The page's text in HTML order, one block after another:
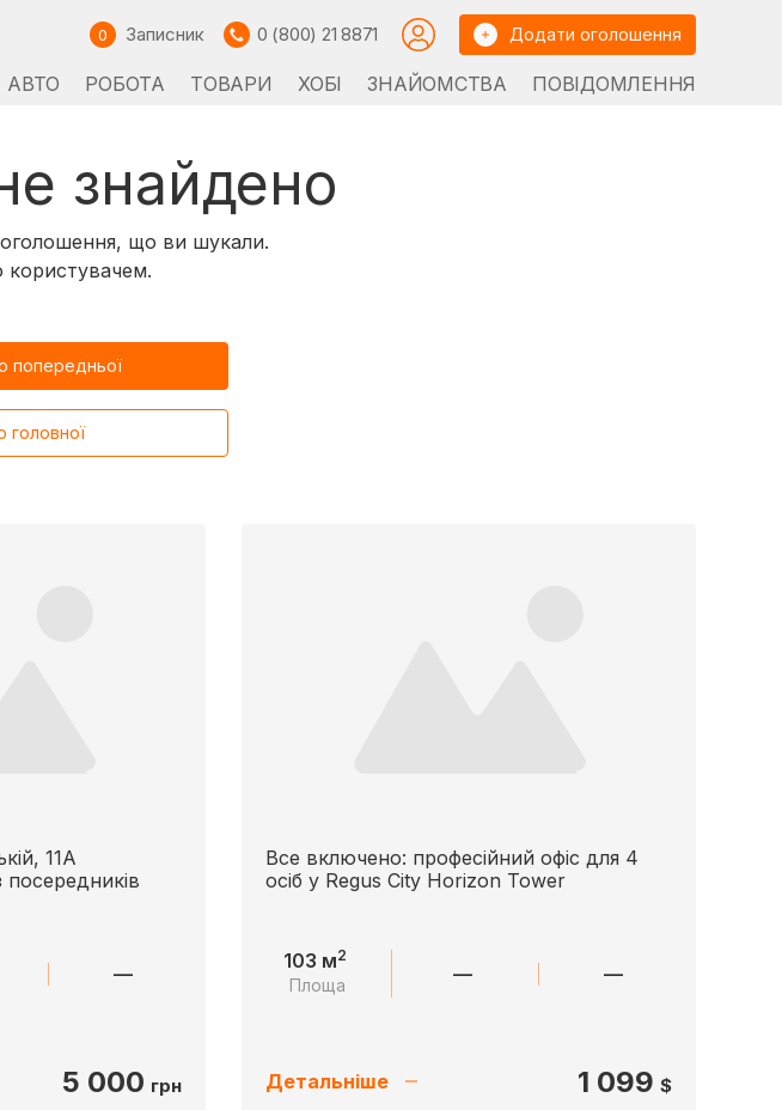
0 Записник 0 (800) 21 8871 Додати оголошення
АВТО РОБОТА ТОВАРИ ХОБІ ЗНАЙОМСТВА ПОВІДОМЛЕННЯ
знайдено
що ви шукали.
користувачем.
попередньої
головної
11А
—
5 000 грн
Все включено: професійний офіс для 4
осіб у Regus City Horizon Tower
103 м2
Площа — —
Детальніше 1 099 $